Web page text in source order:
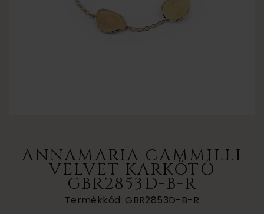
ANNAMARIA CAMMILLI
VELVET KARKÖTŐ
GBR2853D-B-R
Termékkód: GBR2853D-B-R